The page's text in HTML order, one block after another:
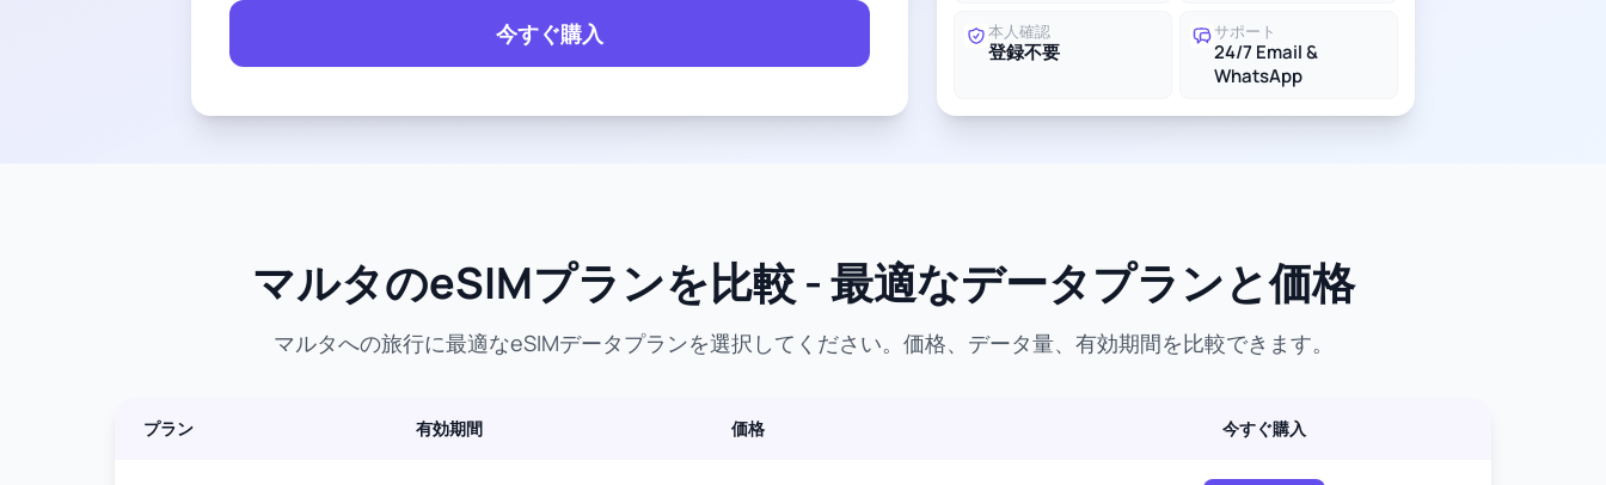
今すぐ購入 本人確認
登録不要
サポート
24/7 Email &
WhatsApp
マルタのeSIMプランを比較 - 最適なデータプランと価格
マルタへの旅行に最適なeSIMデータプランを選択してください。価格、データ量、有効期間を比較できます。
プラン 有効期間 価格 今すぐ購入